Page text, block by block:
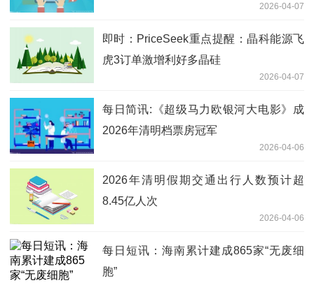
2026-04-07
即时：PriceSeek重点提醒：晶科能源飞
虎3订单激增利好多晶硅
2026-04-07
每日简讯:《超级马力欧银河大电影》成
2026年清明档票房冠军
2026-04-06
2026年清明假期交通出行人数预计超
8.45亿人次
2026-04-06
每日短讯：海南累计建成865家“无废细
胞”